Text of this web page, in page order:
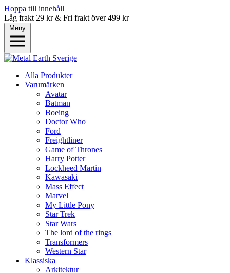
Hoppa till innehåll
Låg frakt 29 kr & Fri frakt över 499 kr
Meny
Alla Produkter
Varumärken
Avatar
Batman
Boeing
Doctor Who
Ford
Freightliner
Game of Thrones
Harry Potter
Lockheed Martin
Kawasaki
Mass Effect
Marvel
My Little Pony
Star Trek
Star Wars
The lord of the rings
Transformers
Western Star
Klassiska
Arkitektur